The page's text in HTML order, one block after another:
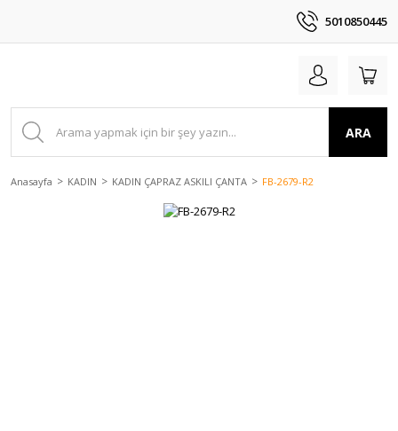
5010850445
ARA
Anasayfa KADIN KADIN ÇAPRAZ ASKILI ÇANTA FB-2679-R2